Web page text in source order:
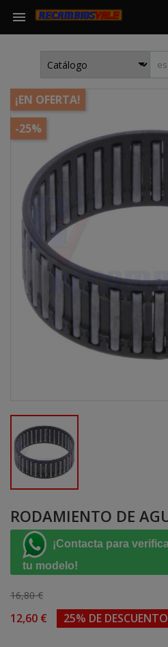

¡EN OFERTA!
-25%
RODAMIENTO DE
¡Contacta para
tu modelo!
16,80 €
12,60 € 25% DE DESCUENTO